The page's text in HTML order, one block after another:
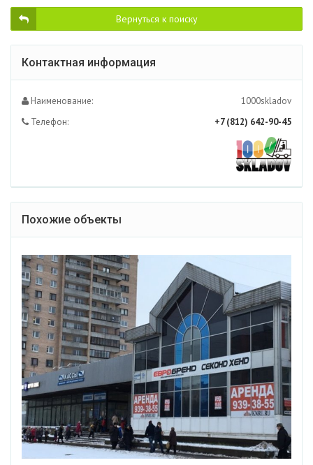
Вернуться к поиску
Контактная информация
Наименование:
1000skladov
Телефон:
+7 (812) 642-90-45
Похожие объекты